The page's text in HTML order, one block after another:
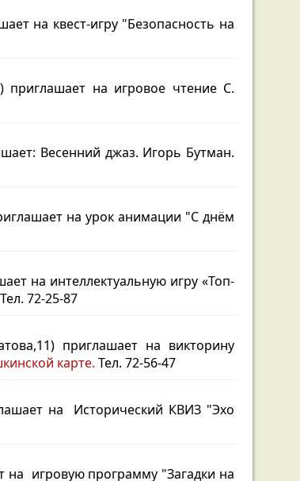
на квест-игру "Безопасность на
приглашает на игровое чтение С.
Весенний джаз. Игорь Бутман.
на урок анимации "С днём
на интеллектуальную игру «Топ-
Тел. 72-25-87
приглашает на викторину
карте. Тел. 72-56-47
на Исторический КВИЗ "Эхо
на игровую программу "Загадки на